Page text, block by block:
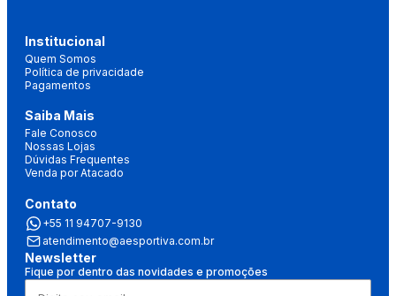
Institucional
Quem Somos
Política de privacidade
Pagamentos
Saiba Mais
Fale Conosco
Nossas Lojas
Dúvidas Frequentes
Venda por Atacado
Contato
+55 11 94707-9130
atendimento@aesportiva.com.br
Newsletter
Fique por dentro das novidades e promoções